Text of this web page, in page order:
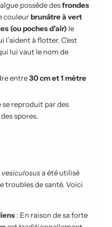
possède desfrondes
couleur brunâtre à vert
(ou poches d'air) le
l’aident à flotter. C'est
lui vaut le nom de
entre30 cm et 1 mètre
se reproduit par des
spores.
vesiculosusa été utilisé
troubles de santé. Voici
: En raison de sa forte